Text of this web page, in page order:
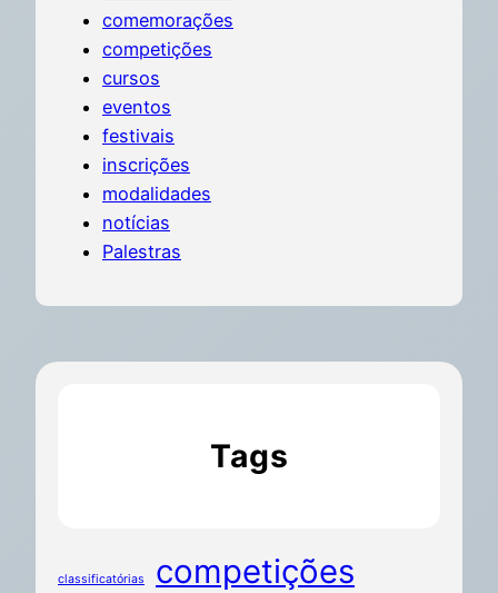
comemorações
competições
cursos
eventos
festivais
inscrições
modalidades
notícias
Palestras
Tags
classificatórias competições